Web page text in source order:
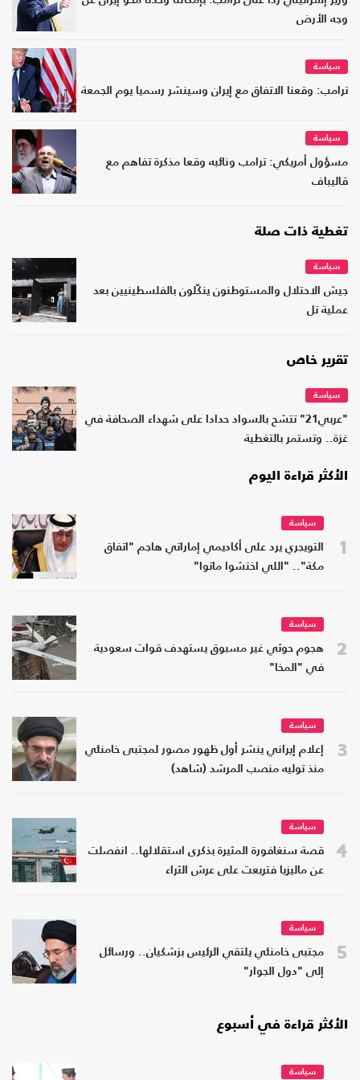
وجه الأرض
سياسة
ترامب: وقعنا الاتفاق مع إيران وسينشر رسميا يوم الجمعة
سياسة
مسؤول أمريكي: ترامب ونائبه وقعا مذكرة تفاهم مع
قاليباف
تغطية ذات صلة
سياسة
جيش الاحتلال والمستوطنون ينكّلون بالفلسطينيين بعد
عملية تل
تقرير خاص
سياسة
"عربي21" تتشح بالسواد حدادا على شهداء الصحافة في
غزة.. وتستمر بالتغطية
الأكثر قراءة اليوم
1
سياسة
التويجري يرد على أكاديمي إماراتي هاجم "اتفاق
مكة".. "اللي اختشوا ماتوا"
2
سياسة
هجوم حوثي غير مسبوق يستهدف قوات سعودية
في "المخا"
3
سياسة
إعلام إيراني ينشر أول ظهور مصور لمجتبى خامنئي
منذ توليه منصب المرشد (شاهد)
4
سياسة
قصة سنغافورة المثيرة بذكرى استقلالها.. انفصلت
عن ماليزيا فتربعت على عرش الثراء
5
سياسة
مجتبى خامنئي يلتقي الرئيس بزشكيان.. ورسائل
إلى "دول الجوار"
الأكثر قراءة في أسبوع
سياسة